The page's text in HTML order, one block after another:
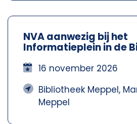
NVA aanwezig bij het
Informatieplein in de
Meppel
16 november 2026
Bibliotheek Meppel,
Meppel